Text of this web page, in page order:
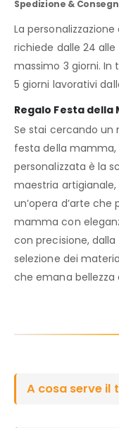
Spedizione &
La
richiede dalle 24
massimo 3 giorni.
5 giorni lavorativi
Regalo Festa della
Se stai cercando un
festa della mamma,
personalizzata è la
maestria
un’opera d’arte
mamma con
con precisione,
selezione dei
che emana bellezza
A cosa serve il